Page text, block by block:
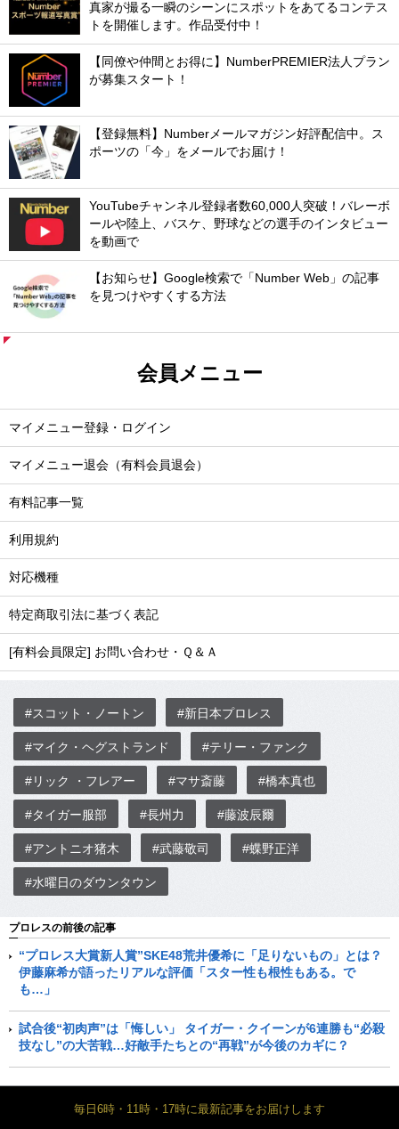
真家が撮る一瞬のシーンにスポットをあてるコンテス
トを開催します。作品受付中！
【同僚や仲間とお得に】NumberPREMIER法人プラン
が募集スタート！
【登録無料】Numberメールマガジン好評配信中。ス
ポーツの「今」をメールでお届け！
YouTubeチャンネル登録者数60,000人突破！バレーボ
ールや陸上、バスケ、野球などの選手のインタビュー
を動画で
【お知らせ】Google検索で「Number Web」の記事
を見つけやすくする方法
会員メニュー
マイメニュー登録・ログイン
マイメニュー退会（有料会員退会）
有料記事一覧
利用規約
対応機種
特定商取引法に基づく表記
[有料会員限定] お問い合わせ・Ｑ＆Ａ
#スコット・ノートン #新日本プロレス
#マイク・ヘグストランド #テリー・ファンク
#リック ・フレアー #マサ斎藤 #橋本真也
#タイガー服部 #長州力 #藤波辰爾
#アントニオ猪木 #武藤敬司 #蝶野正洋
#水曜日のダウンタウン
プロレスの前後の記事
“プロレス大賞新人賞”SKE48荒井優希に「足りないもの」とは？
伊藤麻希が語ったリアルな評価「スター性も根性もある。で
も…」
試合後“初肉声”は「悔しい」 タイガー・クイーンが6連勝も“必殺
技なし”の大苦戦…好敵手たちとの“再戦”が今後のカギに？
毎日6時・11時・17時に最新記事をお届けします